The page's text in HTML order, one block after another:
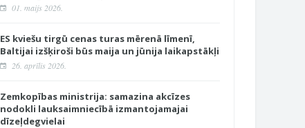
01. maijs 2026.
ES kviešu tirgū cenas turas mērenā līmenī,
Baltijai izšķiroši būs maija un jūnija laikapstākļi
26. aprīlis 2026.
Zemkopības ministrija: samazina akcīzes
nodokli lauksaimniecībā izmantojamajai
dīzeļdegvielai